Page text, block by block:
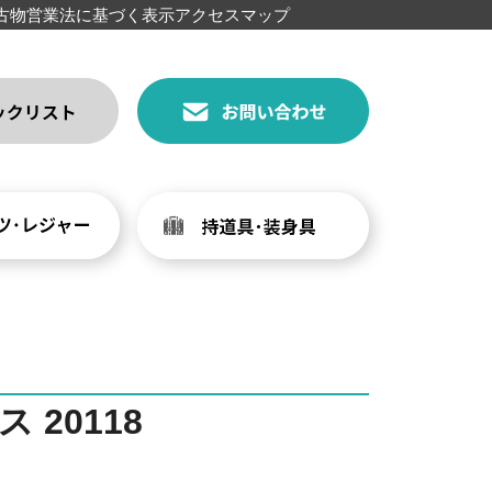
物営業法に基づく表示アクセスマップ
20118